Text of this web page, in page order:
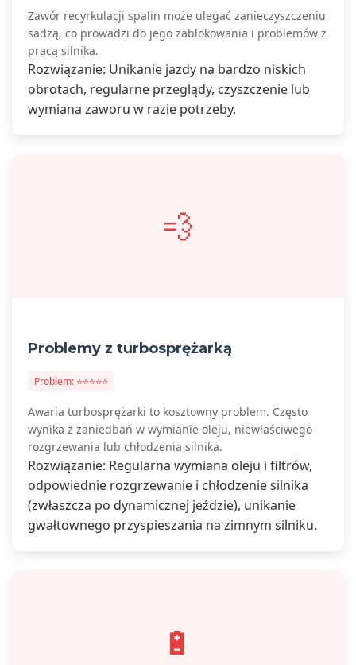
Zawór recyrkulacji spalin może ulegać zanieczyszczeniu
sadzą, co prowadzi do jego zablokowania i problemów z
pracą silnika.
Rozwiązanie: Unikanie jazdy na bardzo niskich
obrotach, regularne przeglądy, czyszczenie lub
wymiana zaworu w razie potrzeby.
💨
Problemy z turbosprężarką
Problem: ⭐⭐⭐⭐⭐
Awaria turbosprężarki to kosztowny problem. Często
wynika z zaniedbań w wymianie oleju, niewłaściwego
rozgrzewania lub chłodzenia silnika.
Rozwiązanie: Regularna wymiana oleju i filtrów,
odpowiednie rozgrzewanie i chłodzenie silnika
(zwłaszcza po dynamicznej jeździe), unikanie
gwałtownego przyspieszania na zimnym silniku.
🔋